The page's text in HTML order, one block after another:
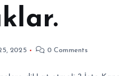
2025 0 Comments